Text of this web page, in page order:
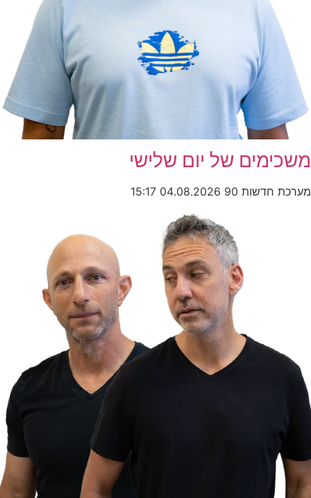
משכימים של יום שלישי
מערכת חדשות 90 04.08.2026
15:17